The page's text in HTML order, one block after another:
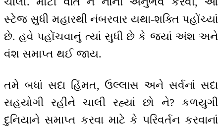
સ્ટેજ સુધી મહારથી નંબરવાર યથા-શક્તિ પહોંચ્યાં
છે. હવે પહોંચવાનું ત્યાં સુધી છે કે જ્યાં અંશ અને
વંશ સમાપ્ત થઈ જાય.
તમે બધાં સદા હિંમત, ઉલ્લાસ અને સર્વનાં સદા
સહયોગી રહીને ચાલી રહ્યાં છો ને? કળયુગી
દુનિયાને સમાપ્ત કરવા માટે કે પરિવર્તન કરવાનાં